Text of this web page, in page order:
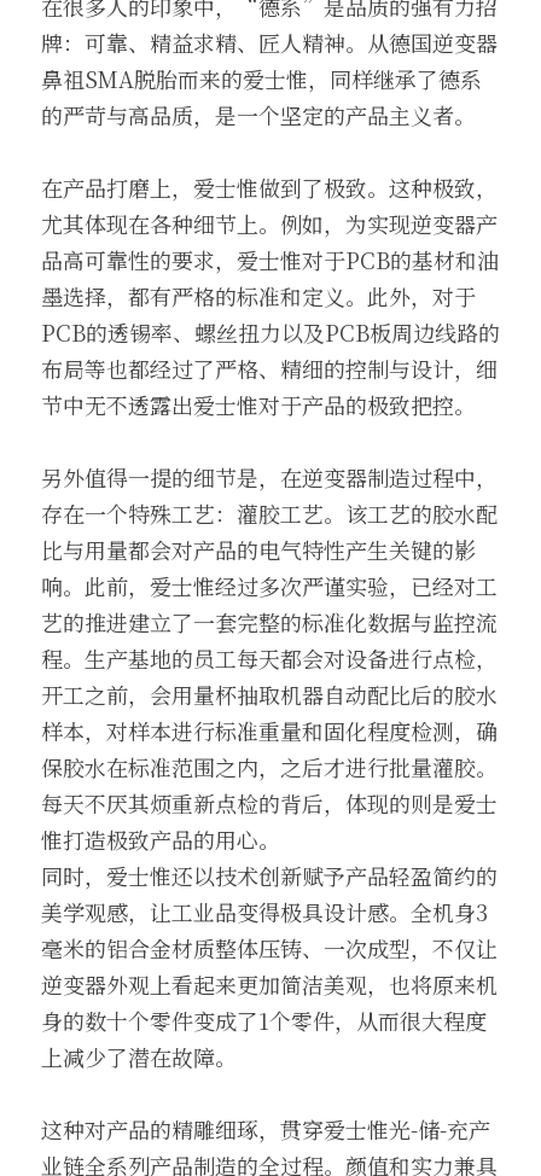
牌：可靠、精益求精、匠人精神。从德国逆变器
鼻祖SMA脱胎而来的爱士惟，同样继承了德系
的严苛与高品质，是一个坚定的产品主义者。
在产品打磨上，爱士惟做到了极致。这种极致，
尤其体现在各种细节上。例如，为实现逆变器产
品高可靠性的要求，爱士惟对于PCB的基材和油
墨选择，都有严格的标准和定义。此外，对于
PCB的透锡率、螺丝扭力以及PCB板周边线路的
布局等也都经过了严格、精细的控制与设计，细
节中无不透露出爱士惟对于产品的极致把控。
另外值得一提的细节是，在逆变器制造过程中，
存在一个特殊工艺：灌胶工艺。该工艺的胶水配
比与用量都会对产品的电气特性产生关键的影
响。此前，爱士惟经过多次严谨实验，已经对工
艺的推进建立了一套完整的标准化数据与监控流
程。生产基地的员工每天都会对设备进行点检，
开工之前，会用量杯抽取机器自动配比后的胶水
样本，对样本进行标准重量和固化程度检测，确
保胶水在标准范围之内，之后才进行批量灌胶。
每天不厌其烦重新点检的背后，体现的则是爱士
惟打造极致产品的用心。
同时，爱士惟还以技术创新赋予产品轻盈简约的
美学观感，让工业品变得极具设计感。全机身3
毫米的铝合金材质整体压铸、一次成型，不仅让
逆变器外观上看起来更加简洁美观，也将原来机
身的数十个零件变成了1个零件，从而很大程度
上减少了潜在故障。
这种对产品的精雕细琢，贯穿爱士惟光-储-充产
业链全系列产品制造的全过程。颜值和实力兼具